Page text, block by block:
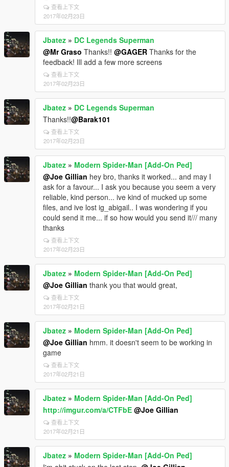
查看上下文
2017年02月23日
Jbatez » DC Legends Superman
@Mr Graso Thanks!! @GAGER Thanks for the
feedback! Ill add a few more screens
查看上下文
2017年02月23日
Jbatez » DC Legends Superman
Thanks!!@Barak101
查看上下文
2017年02月23日
Jbatez » Modern Spider-Man [Add-On Ped]
@Joe Gillian hey bro, thanks it worked... and may I
ask for a favour... I ask you because you seem a very
reliable, kind person... ive kind of mucked up some
files, and ive lost ig_abigail.. I was wondering if you
could send it me... if so how would you send it/// many
thanks
查看上下文
2017年02月23日
Jbatez » Modern Spider-Man [Add-On Ped]
@Joe Gillian thank you that would great,
查看上下文
2017年02月21日
Jbatez » Modern Spider-Man [Add-On Ped]
@Joe Gillian hmm. it doesn't seem to be working in
game
查看上下文
2017年02月21日
Jbatez » Modern Spider-Man [Add-On Ped]
http://imgur.com/a/CTFbE @Joe Gillian
查看上下文
2017年02月21日
Jbatez » Modern Spider-Man [Add-On Ped]